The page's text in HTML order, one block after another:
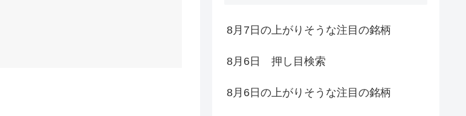
8月7日の上がりそうな注目の銘柄
8月6日 押し目検索
8月6日の上がりそうな注目の銘柄